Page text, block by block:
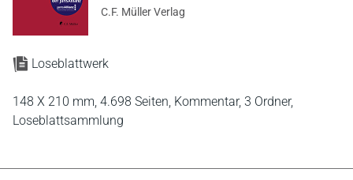
Loseblattwerk
148 X 210 mm, 4.698 Seiten, Kommentar, 3 Ordner,
Loseblattsammlung
C.F. Müller Verlag